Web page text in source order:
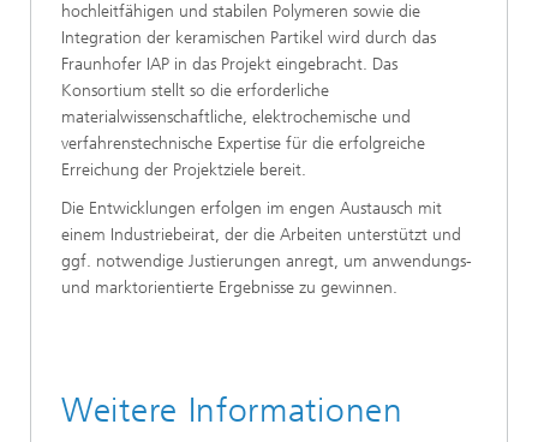
hochleitfähigen und stabilen Polymeren sowie die
Integration der keramischen Partikel wird durch das
Fraunhofer IAP in das Projekt eingebracht. Das
Konsortium stellt so die erforderliche
materialwissenschaftliche, elektrochemische und
verfahrenstechnische Expertise für die erfolgreiche
Erreichung der Projektziele bereit.
Die Entwicklungen erfolgen im engen Austausch mit
einem Industriebeirat, der die Arbeiten unterstützt und
ggf. notwendige Justierungen anregt, um anwendungs-
und marktorientierte Ergebnisse zu gewinnen.
Weitere Informationen